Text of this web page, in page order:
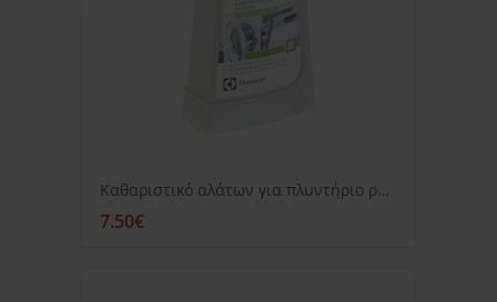
Καθαριστικό αλάτων για πλυντήριο ρούχων ή πιάτων Electrolux
7.50€